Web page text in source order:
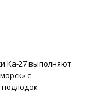
Ка-27 выполняют
с